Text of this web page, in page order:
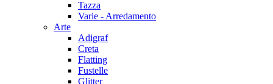
Tazza
Varie - Arredamento
Arte
Adigraf
Creta
Flatting
Fustelle
Glitter